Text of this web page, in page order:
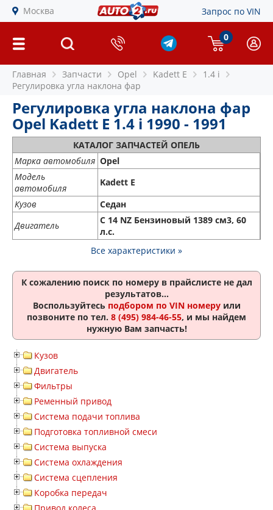
Москва Запрос по VIN
0
Главная Запчасти Opel Kadett E
1.4 i
Регулировка угла наклона фар
Регулировка угла наклона фар
Opel Kadett E 1.4 i 1990 - 1991
КАТАЛОГ ЗАПЧАСТЕЙ ОПЕЛЬ
Марка автомобиля Opel
Модель
автомобиля
Kadett E
Кузов
Седан
Двигатель
C 14 NZ Бензиновый 1389 см3, 60
л.с.
Все характеристики »
К сожалению поиск по номеру в прайслисте не дал
результатов...
Воспользуйтесь подбором по VIN номеруили
позвоните по тел. 8 (495) 984-46-55, и мы найдем
нужную Вам запчасть!
Кузов
Двигатель
Фильтры
Ременный привод
Система подачи топлива
Подготовка топливной смеси
Система выпуска
Система охлаждения
Система сцепления
Коробка передач